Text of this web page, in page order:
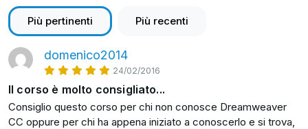
In questo corso sto per insegnarti tutto quello che ti
serve per iniziare a sviluppare il tuo sito web con
Dreamweaver, esattamente come ce l'hai in mente, e
partendo da zero: sia che tu sia un esperto
sviluppatore o web designer, sia che tu ti approcci per
la prima volta al mondo dello sviluppo web Ad esempio
oggi imparerai
Più pertinenti Più recenti
domenico2014
24/02/2016
Il corso è molto consigliato...
Consiglio questo corso per chi non conosce Dreamweaver
CC oppure per chi ha appena iniziato a conoscerlo e si trova,